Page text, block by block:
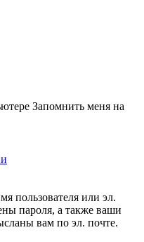
Запомнить меня на
пользователя или эл.
пароля, а также ваши
вам по эл. почте.